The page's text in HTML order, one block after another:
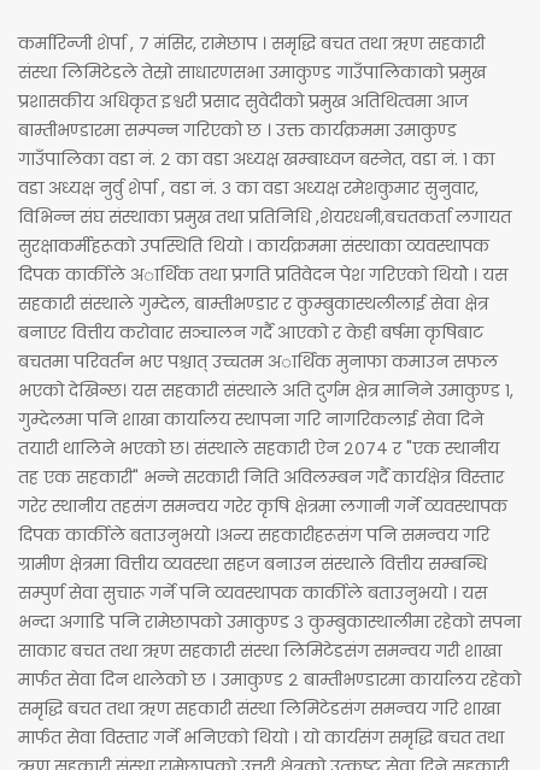
कर्मारिन्जी शेर्पा , ७ मंसिर, रामेछाप । समृद्धि बचत तथा ऋण सहकारी
संस्था लिमिटेडले तेस्रो साधारणसभा उमाकुण्ड गाउँपालिकाको प्रमुख
प्रशासकीय अधिकृत इश्वरी प्रसाद सुवेदीको प्रमुख अतिथित्वमा आज
बाम्तीभण्डारमा सम्पन्न गरिएको छ । उक्त कार्यक्रममा उमाकुण्ड
गाउँपालिका वडा नं. २ का वडा अध्यक्ष खम्बाध्वज बस्नेत, वडा नं. १ का
वडा अध्यक्ष नुर्वु शेर्पा , वडा नं. ३ का वडा अध्यक्ष रमेशकुमार सुनुवार,
विभिन्न संघ संस्थाका प्रमुख तथा प्रतिनिधि ,शेयरधनी,बचतकर्ता लगायत
सुरक्षाकर्मीहरूको उपस्थिति थियो । कार्यक्रममा संस्थाका व्यवस्थापक
दिपक कार्कीले अार्थिक तथा प्रगति प्रतिवेदन पेश गरिएको थियोे । यस
सहकारी संस्थाले गुम्देल, बाम्तीभण्डार र कुम्बुकास्थलीलाई सेवा क्षेत्र
बनाएर वित्तीय करोवार सञ्चालन गर्दै आएको र केही बर्षमा कृषिबाट
बचतमा परिवर्तन भए पश्चात् उच्चतम अार्थिक मुनाफा कमाउन सफल
भएको देखिन्छ। यस सहकारी संस्थाले अति दुर्गम क्षेत्र मानिने उमाकुण्ड १,
गुम्देलमा पनि शाखा कार्यालय स्थापना गरि नागरिकलाई सेवा दिने
तयारी थालिने भएको छ। संस्थाले सहकारी ऐन २०७४ र "एक स्थानीय
तह एक सहकारी" भन्ने सरकारी निति अविलम्बन गर्दै कार्यक्षेत्र विस्तार
गरेर स्थानीय तहसंग समन्वय गरेर कृषि क्षेत्रमा लगानी गर्ने व्यवस्थापक
दिपक कार्कीले बताउनुभयो ।अन्य सहकारीहरूसंग पनि समन्वय गरि
ग्रामीण क्षेत्रमा वित्तीय व्यवस्था सहज बनाउन संस्थाले वित्तीय सम्बन्धि
सम्पुर्ण सेवा सुचारू गर्ने पनि व्यवस्थापक कार्कीले बताउनुभयो । यस
भन्दा अगाडि पनि रामेछापको उमाकुण्ड ३ कुम्बुकास्थालीमा रहेको सपना
साकार बचत तथा ऋण सहकारी संस्था लिमिटेडसंग समन्वय गरी शाखा
मार्फत सेवा दिन थालेको छ । उमाकुण्ड २ बाम्तीभण्डारमा कार्यालय रहेको
समृद्धि बचत तथा ऋण सहकारी संस्था लिमिटेडसंग समन्वय गरि शाखा
मार्फत सेवा विस्तार गर्ने भनिएको थियो । यो कार्यसंग समृद्धि बचत तथा